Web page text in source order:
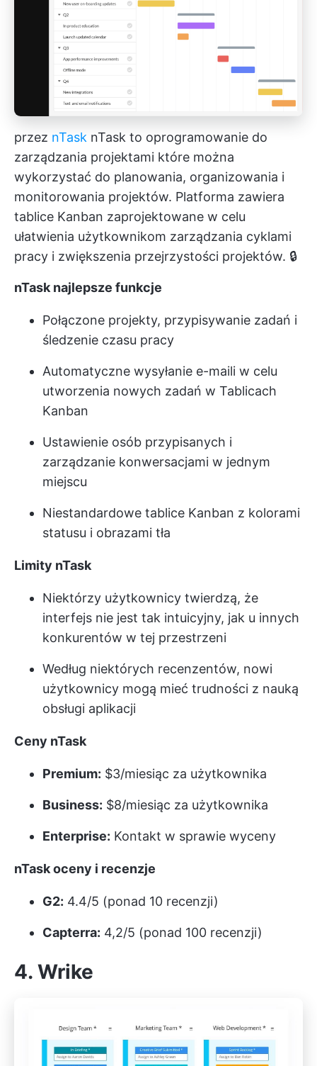
przez nTask nTask to oprogramowanie do
zarządzania projektami które można
wykorzystać do planowania, organizowania i
monitorowania projektów. Platforma zawiera
tablice Kanban zaprojektowane w celu
ułatwienia użytkownikom zarządzania cyklami
pracy i zwiększenia przejrzystości projektów. 🔒
nTask najlepsze funkcje
Połączone projekty, przypisywanie zadań i
śledzenie czasu pracy
Automatyczne wysyłanie e-maili w celu
utworzenia nowych zadań w Tablicach
Kanban
Ustawienie osób przypisanych i
zarządzanie konwersacjami w jednym
miejscu
Niestandardowe tablice Kanban z kolorami
statusu i obrazami tła
Limity nTask
Niektórzy użytkownicy twierdzą, że
interfejs nie jest tak intuicyjny, jak u innych
konkurentów w tej przestrzeni
Według niektórych recenzentów, nowi
użytkownicy mogą mieć trudności z nauką
obsługi aplikacji
Ceny nTask
Premium: $3/miesiąc za użytkownika
Business: $8/miesiąc za użytkownika
Enterprise: Kontakt w sprawie wyceny
nTask oceny i recenzje
G2: 4.4/5 (ponad 10 recenzji)
Capterra: 4,2/5 (ponad 100 recenzji)
4. Wrike